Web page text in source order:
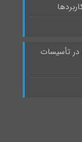
در تأسیسات